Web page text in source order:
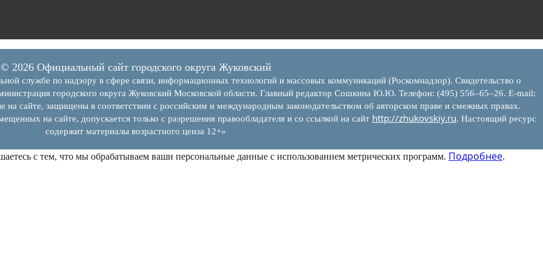
© 2026 Официальный сайт городского округа Жуковский
службе по надзору в сфере связи, информационных технологий и массовых коммуникаций (Роскомнадзор). Свидетельство о
городского округа Жуковский Московской области. Главный редактор Сошкина Ю.Ю. Телефон: (495) 556–65–26. E‑mail:
на сайте, защищены в соответствии с российским и международным законодательством об авторском праве и смежных правах.
на сайте, допускается только с разрешения правообладателя и со ссылкой на сайт http://zhukovskiy.ru. Настоящий ресурс
содержит материалы возрастного ценза 12+»
с тем, что мы обрабатываем ваши персональные данные с использованием метрических программ. Подробнее.